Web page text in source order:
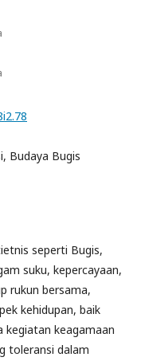
Budaya Bugis
seperti Bugis,
suku, kepercayaan,
rukun bersama,
kehidupan, baik
kegiatan keagamaan
toleransi dalam